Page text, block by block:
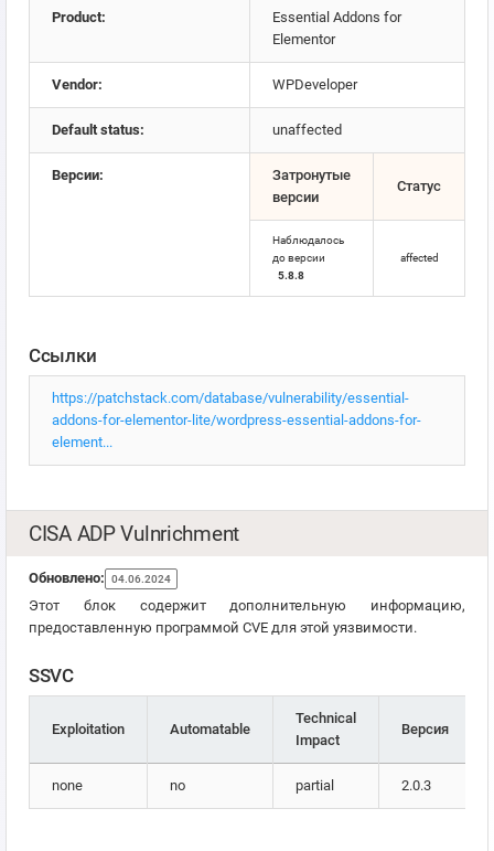
Product:
Essential Addons for
Elementor
Vendor: WPDeveloper
Default status: unaffected
Версии:
Затронутые
версии
Статус
Наблюдалось
до версии
5.8.8
affected
Ссылки
https://patchstack.com/database/vulnerability/essential-
addons-for-elementor-lite/wordpress-essential-addons-for-
element...
CISA ADP Vulnrichment
Обновлено: 04.06.2024
Этот блок содержит дополнительную информацию,
предоставленную программой CVE для этой уязвимости.
SSVC
Exploitation Automatable
Technical
Impact
Версия
none no partial 2.0.3